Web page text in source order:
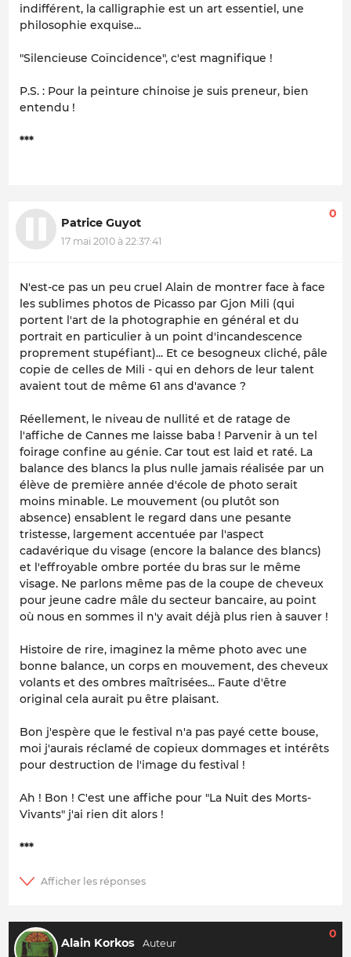
indifférent, la calligraphie est un art essentiel, une
philosophie exquise...
"Silencieuse Coïncidence", c'est magnifique !
P.S. : Pour la peinture chinoise je suis preneur, bien
entendu !
***
Patrice Guyot
17 mai 2010 à 22:37:41
0
N'est-ce pas un peu cruel Alain de montrer face à face
les sublimes photos de Picasso par Gjon Mili (qui
portent l'art de la photographie en général et du
portrait en particulier à un point d'incandescence
proprement stupéfiant)... Et ce besogneux cliché, pâle
copie de celles de Mili - qui en dehors de leur talent
avaient tout de même 61 ans d'avance ?
Réellement, le niveau de nullité et de ratage de
l'affiche de Cannes me laisse baba ! Parvenir à un tel
foirage confine au génie. Car tout est laid et raté. La
balance des blancs la plus nulle jamais réalisée par un
élève de première année d'école de photo serait
moins minable. Le mouvement (ou plutôt son
absence) ensablent le regard dans une pesante
tristesse, largement accentuée par l'aspect
cadavérique du visage (encore la balance des blancs)
et l'effroyable ombre portée du bras sur le même
visage. Ne parlons même pas de la coupe de cheveux
pour jeune cadre mâle du secteur bancaire, au point
où nous en sommes il n'y avait déjà plus rien à sauver !
Histoire de rire, imaginez la même photo avec une
bonne balance, un corps en mouvement, des cheveux
volants et des ombres maîtrisées... Faute d'être
original cela aurait pu être plaisant.
Bon j'espère que le festival n'a pas payé cette bouse,
moi j'aurais réclamé de copieux dommages et intérêts
pour destruction de l'image du festival !
Ah ! Bon ! C'est une affiche pour "La Nuit des Morts-
Vivants" j'ai rien dit alors !
***
Alain Korkos
0